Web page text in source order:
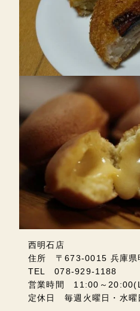
西明石店
住所 〒673-0015 兵庫県
TEL 078-929-1188
営業時間 11:00～
定休日 毎週火曜日・水曜